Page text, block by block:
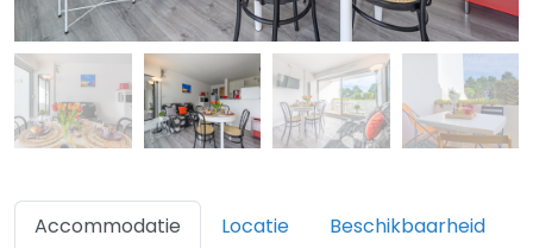
Accommodatie Locatie Beschikbaarheid